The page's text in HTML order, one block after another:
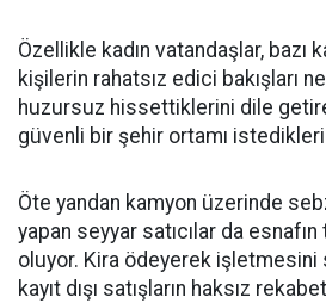
Özellikle kadın vatandaşlar, bazı
kişilerin rahatsız edici bakışları
huzursuz hissettiklerini dile
güvenli bir şehir ortamı
Öte yandan kamyon üzerinde
yapan seyyar satıcılar da
oluyor. Kira ödeyerek işletmesini
kayıt dışı satışların haksız